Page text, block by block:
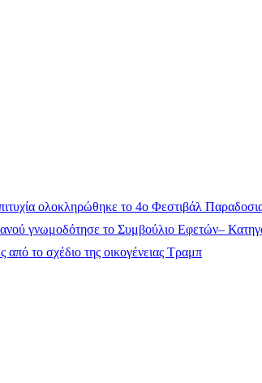
ολοκληρώθηκε το 4ο Φεστιβάλ
γνωμοδότησε το Συμβούλιο Εφετών–
από το σχέδιο της οικογένειας Τραμπ